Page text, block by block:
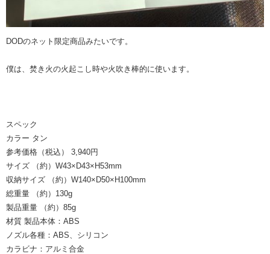
DODのネット限定商品みたいです。
僕は、焚き火の火起こし時や火吹き棒的に使います。
スペック
カラー タン
参考価格（税込） 3,940円
サイズ （約）W43×D43×H53mm
収納サイズ （約）W140×D50×H100mm
総重量 （約）130g
製品重量 （約）85g
材質 製品本体：ABS
ノズル各種：ABS、シリコン
カラビナ：アルミ合金